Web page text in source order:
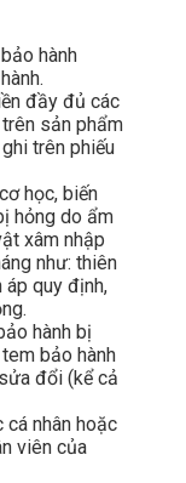
hành
đầy đủ các
sản phẩm
trên phiếu
học, biến
hỏng do ẩm
xâm nhập
như: thiên
quy định,
hành bị
bảo hành
đổi (kể cả
nhân hoặc
viên của